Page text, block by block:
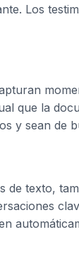
Los
que la
y sean de
de texto,